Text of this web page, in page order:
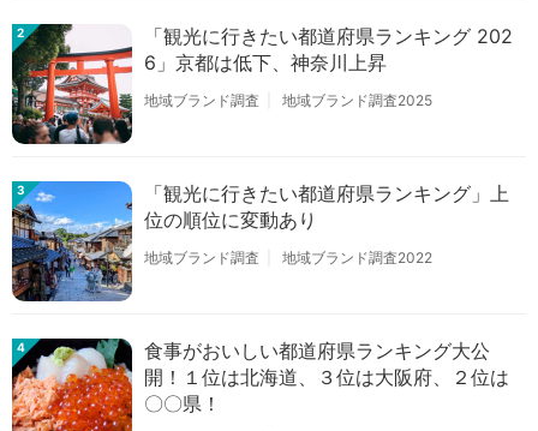
2
「観光に行きたい都道府県ランキング 202
6」京都は低下、神奈川上昇
地域ブランド調査 地域ブランド調査2025
3
「観光に行きたい都道府県ランキング」上
位の順位に変動あり
地域ブランド調査 地域ブランド調査2022
4
食事がおいしい都道府県ランキング大公
開！１位は北海道、３位は大阪府、２位は
〇〇県！